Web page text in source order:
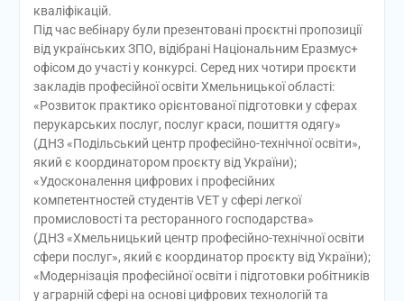
кваліфікацій.
Під час вебінару були презентовані проєктні пропозиції
від українських ЗПО, відібрані Національним Еразмус+
офісом до участі у конкурсі. Серед них чотири проєкти
закладів професійної освіти Хмельницької області:
«Розвиток практико орієнтованої підготовки у сферах
перукарських послуг, послуг краси, пошиття одягу»
(ДНЗ «Подільський центр професійно-технічної освіти»,
який є координатором проєкту від України);
«Удосконалення цифрових і професійних
компетентностей студентів VET у сфері легкої
промисловості та ресторанного господарства»
(ДНЗ «Хмельницький центр професійно-технічної освіти
сфери послуг», який є координатор проєкту від України);
«Модернізація професійної освіти і підготовки робітників
у аграрній сфері на основі цифрових технологій та